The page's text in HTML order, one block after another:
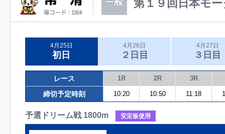
第１９回日本モ
4月25日
初日
4月26日
２日目
4月27日
３日目
レース 1R 2R 3R
締切予定時刻 10:20 10:50 11:18
予選ドリーム戦 1800m 安定板使用